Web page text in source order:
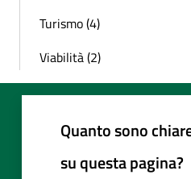
Turismo (4)
Viabilità (2)
Quanto sono
su questa pagina?